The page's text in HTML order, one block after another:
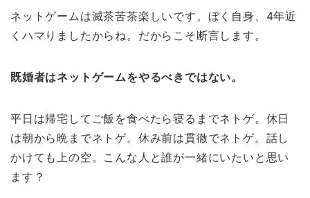
ネットゲームは滅茶苦茶楽しいです。ぼく自身、4年近
くハマりましたからね。だからこそ断言します。
既婚者はネットゲームをやるべきではない。
平日は帰宅してご飯を食べたら寝るまでネトゲ。休日
は朝から晩までネトゲ。休み前は貫徹でネトゲ。話し
かけても上の空。こんな人と誰が一緒にいたいと思い
ます？